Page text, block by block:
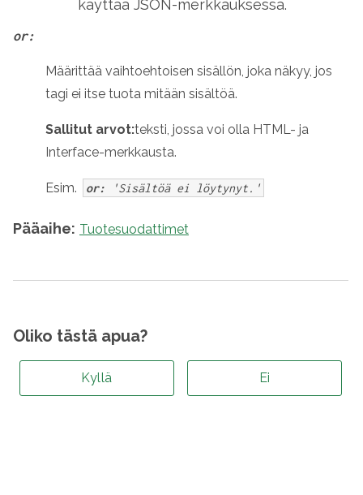
käyttää JSON-merkkauksessa.
or:
Määrittää vaihtoehtoisen sisällön, joka näkyy, jos
tagi ei itse tuota mitään sisältöä.
Sallitut arvot:teksti, jossa voi olla HTML- ja
Interface-merkkausta.
Esim. or: 'Sisältöä ei löytynyt.'
Pääaihe: Tuotesuodattimet
Oliko tästä apua?
Kyllä Ei